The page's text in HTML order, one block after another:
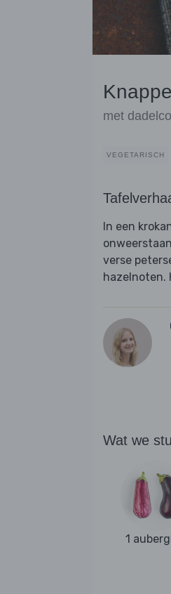
met
VEGETARISCH
In een
verse
hazelnoten.
Wat we
1